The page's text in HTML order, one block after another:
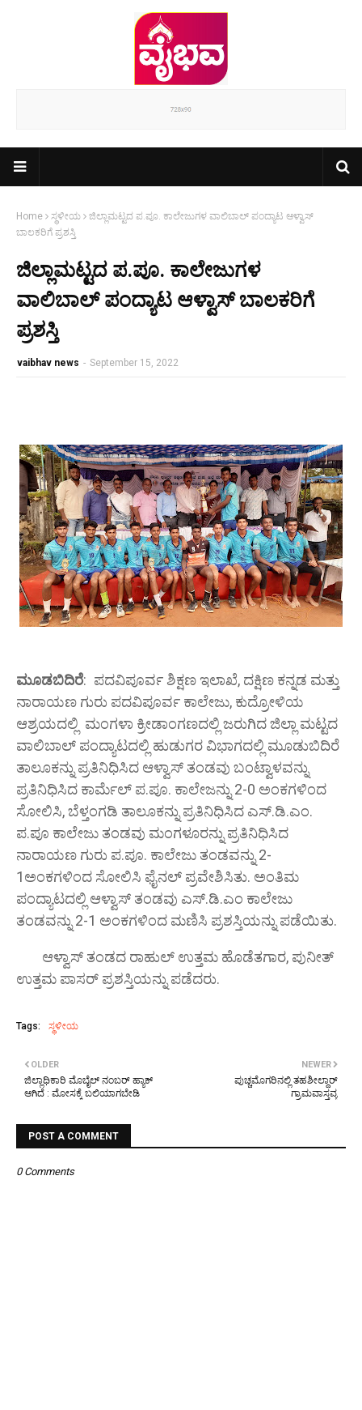
Home ಸ್ಥಳೀಯ
ಜಿಲ್ಲಾಮಟ್ಟದ ಪ.ಪೂ. ಕಾಲೇಜುಗಳ ವಾಲಿಬಾಲ್ ಪಂದ್ಯಾಟ ಆಳ್ವಾಸ್
ಬಾಲಕರಿಗೆ ಪ್ರಶಸ್ತಿ
ಜಿಲ್ಲಾಮಟ್ಟದ ಪ.ಪೂ. ಕಾಲೇಜುಗಳ
ವಾಲಿಬಾಲ್ ಪಂದ್ಯಾಟ ಆಳ್ವಾಸ್ ಬಾಲಕರಿಗೆ
ಪ್ರಶಸ್ತಿ
vaibhav news - September 15, 2022
ಮೂಡಬಿದಿರೆ: ಪದವಿಪೂರ್ವ ಶಿಕ್ಷಣ ಇಲಾಖೆ, ದಕ್ಷಿಣ ಕನ್ನಡ ಮತ್ತು
ನಾರಾಯಣ ಗುರು ಪದವಿಪೂರ್ವ ಕಾಲೇಜು, ಕುದ್ರೋಳಿಯ
ಆಶ್ರಯದಲ್ಲಿ ಮಂಗಳಾ ಕ್ರೀಡಾಂಗಣದಲ್ಲಿ ಜರುಗಿದ ಜಿಲ್ಲಾ ಮಟ್ಟದ
ವಾಲಿಬಾಲ್ ಪಂದ್ಯಾಟದಲ್ಲಿ ಹುಡುಗರ ವಿಭಾಗದಲ್ಲಿ ಮೂಡುಬಿದಿರೆ
ತಾಲೂಕನ್ನು ಪ್ರತಿನಿಧಿಸಿದ ಆಳ್ವಾಸ್ ತಂಡವು ಬಂಟ್ವಾಳವನ್ನು
ಪ್ರತಿನಿಧಿಸಿದ ಕಾರ್ಮೆಲ್ ಪ.ಪೂ. ಕಾಲೇಜನ್ನು 2-0 ಅಂಕಗಳಿಂದ
ಸೋಲಿಸಿ, ಬೆಳ್ತಂಗಡಿ ತಾಲೂಕನ್ನು ಪ್ರತಿನಿಧಿಸಿದ ಎಸ್.ಡಿ.ಎಂ.
ಪ.ಪೂ ಕಾಲೇಜು ತಂಡವು ಮಂಗಳೂರನ್ನು ಪ್ರತಿನಿಧಿಸಿದ
ನಾರಾಯಣ ಗುರು ಪ.ಪೂ. ಕಾಲೇಜು ತಂಡವನ್ನು 2-
1ಅಂಕಗಳಿಂದ ಸೋಲಿಸಿ ಫೈನಲ್ ಪ್ರವೇಶಿಸಿತು. ಅಂತಿಮ
ಪಂದ್ಯಾಟದಲ್ಲಿ ಆಳ್ವಾಸ್ ತಂಡವು ಎಸ್.ಡಿ.ಎಂ ಕಾಲೇಜು
ತಂಡವನ್ನು 2-1 ಅಂಕಗಳಿಂದ ಮಣಿಸಿ ಪ್ರಶಸ್ತಿಯನ್ನು ಪಡೆಯಿತು.
ಆಳ್ವಾಸ್ ತಂಡದ ರಾಹುಲ್ ಉತ್ತಮ ಹೊಡೆತಗಾರ, ಪುನೀತ್
ಉತ್ತಮ ಪಾಸರ್ ಪ್ರಶಸ್ತಿಯನ್ನು ಪಡೆದರು.
Tags: ಸ್ಥಳೀಯ
NEWER
ಪುಚ್ಚಮೊಗರಿನಲ್ಲಿ ತಹಶೀಲ್ದಾರ್
ಗ್ರಾಮವಾಸ್ತವ್ಯ
OLDER
ಜಿಲ್ಲಾಧಿಕಾರಿ ಮೊಬೈಲ್ ನಂಬರ್ ಹ್ಯಾಕ್
ಆಗಿದೆ : ಮೋಸಕ್ಕೆ ಬಲಿಯಾಗಬೇಡಿ
POST A COMMENT
0 Comments